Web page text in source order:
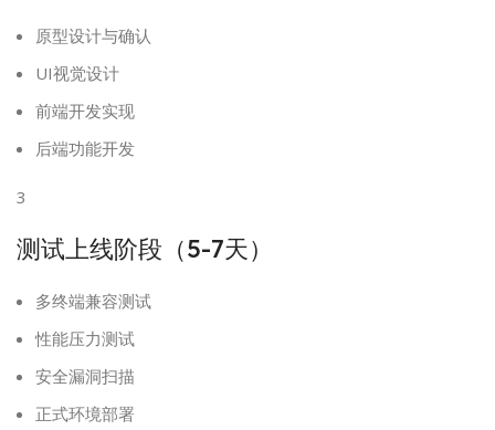
原型设计与确认
UI视觉设计
前端开发实现
后端功能开发
3
测试上线阶段（5-7天）
多终端兼容测试
性能压力测试
安全漏洞扫描
正式环境部署